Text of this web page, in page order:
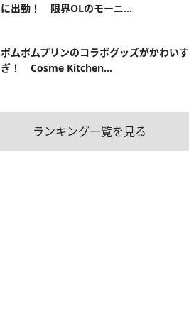
に出勤！ 限界OLのモーニ...
ポムポムプリンのコラボグッズがかわいす
ぎ！ Cosme Kitchen...
ランキング一覧を見る